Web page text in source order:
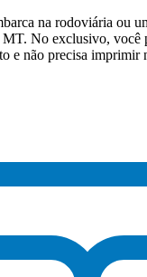
na rodoviária ou
No exclusivo, você
e não precisa imprimir